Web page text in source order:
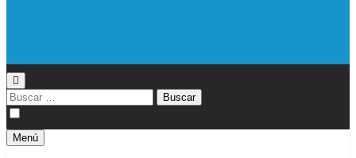
Buscar:
Menú